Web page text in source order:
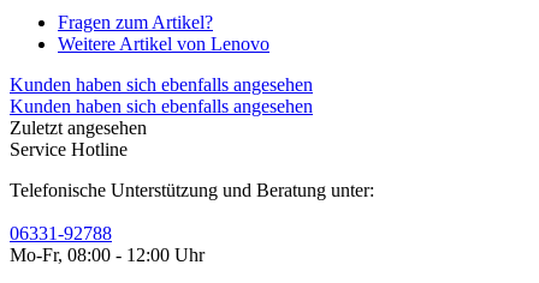
Fragen zum Artikel?
Weitere Artikel von Lenovo
Kunden haben sich ebenfalls angesehen
Kunden haben sich ebenfalls angesehen
Zuletzt angesehen
Service Hotline
Telefonische Unterstützung und Beratung unter:
06331-92788
Mo-Fr, 08:00 - 12:00 Uhr